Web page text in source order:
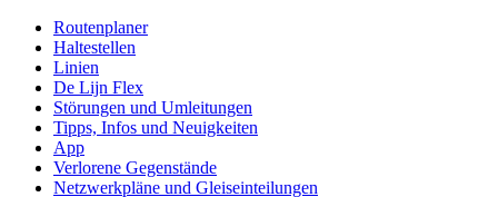
Routenplaner
Haltestellen
Linien
De Lijn Flex
Störungen und Umleitungen
Tipps, Infos und Neuigkeiten
App
Verlorene Gegenstände
Netzwerkpläne und Gleiseinteilungen